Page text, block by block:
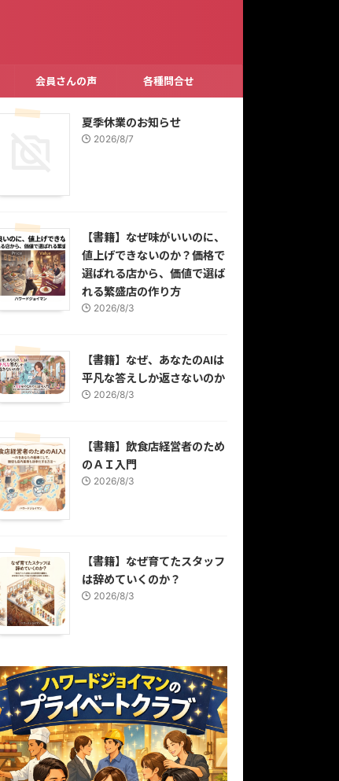
会員さんの声 各種問合せ
夏季休業のお知らせ
2026/8/7
【書籍】なぜ味がいいのに、
値上げできないのか？価格で
選ばれる店から、価値で選ば
れる繁盛店の作り方
2026/8/3
【書籍】なぜ、あなたのAIは
平凡な答えしか返さないのか
2026/8/3
【書籍】飲食店経営者のため
のＡＩ入門
2026/8/3
【書籍】なぜ育てたスタッフ
は辞めていくのか？
2026/8/3